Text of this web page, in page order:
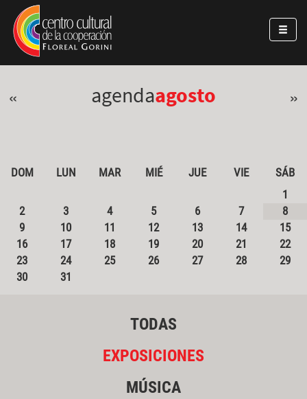
Pasar al contenido principal
Jump to main content
« agendaagosto »
DOM LUN MAR MIÉ JUE VIE
SÁB
1
2
3 4 5 6 7
8
9
10 11 12 13 14
15
16
17 18 19 20 21
22
23
24 25 26 27 28
29
30
31
TODAS
EXPOSICIONES
MÚSICA